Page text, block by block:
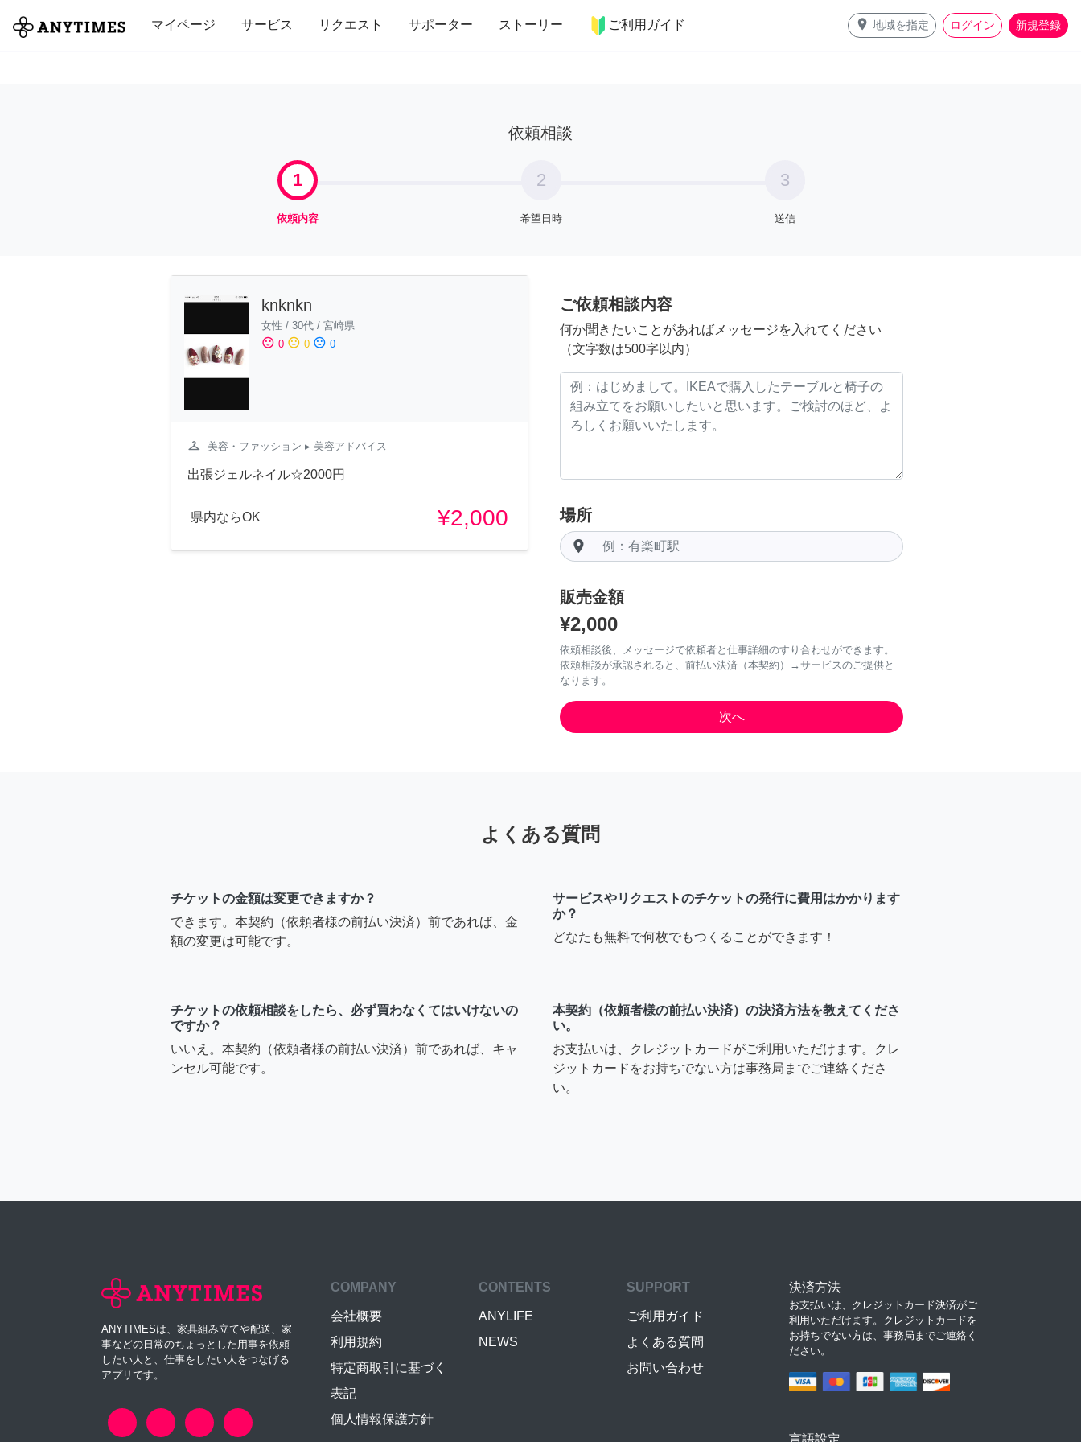
マイページ サービス リクエスト サポーター ストーリー ご利用ガイド place 地域を指定 ログイン 新規登録
全て 修理・組立 家事 引っ越し インテリア 趣味・習い事 ペット 料理
依頼相談
1
依頼内容
2
希望日時
3
送信
knknkn
女性 / 30代 / 宮崎県
sentiment_satisfied 0 sentiment_neutral 0 sentiment_dissatisfied 0
checkroom 美容・ファッション ▸ 美容アドバイス
出張ジェルネイル☆2000円
県内ならOK ¥2,000
ご依頼相談内容
何か聞きたいことがあればメッセージを入れてください
（文字数は500字以内）
場所
room
販売金額
¥2,000
依頼相談後、メッセージで依頼者と仕事詳細のすり合わせができます。
依頼相談が承認されると、前払い決済（本契約）→サービスのご提供と
なります。
よくある質問
チケットの金額は変更できますか？
できます。本契約（依頼者様の前払い決済）前であれば、金
額の変更は可能です。
サービスやリクエストのチケットの発行に費用はかかります
か？
どなたも無料で何枚でもつくることができます！
チケットの依頼相談をしたら、必ず買わなくてはいけないの
ですか？
いいえ。本契約（依頼者様の前払い決済）前であれば、キャ
ンセル可能です。
本契約（依頼者様の前払い決済）の決済方法を教えてくださ
い。
お支払いは、クレジットカードがご利用いただけます。クレ
ジットカードをお持ちでない方は事務局までご連絡くださ
い。
ANYTIMESは、家具組み立てや配送、家
事などの日常のちょっとした用事を依頼
したい人と、仕事をしたい人をつなげる
アプリです。
COMPANY
会社概要
利用規約
特定商取引に基づく
表記
個人情報保護方針
CONTENTS
ANYLIFE
NEWS
SUPPORT
ご利用ガイド
よくある質問
お問い合わせ
決済方法
お支払いは、クレジットカード決済がご
利用いただけます。クレジットカードを
お持ちでない方は、事務局までご連絡く
ださい。
言語設定